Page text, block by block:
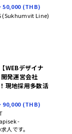
50,000 (THB)
(Sukhumvit Line)
WEBデザイナ
発運営会社
現地採用多数活
90,000 (THB)
-
人です。